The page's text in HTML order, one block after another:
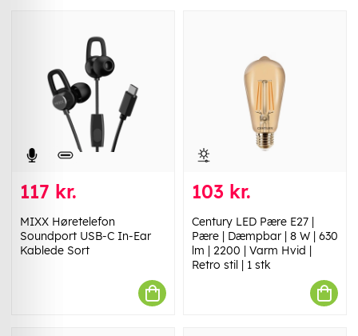
117 kr.
MIXX Høretelefon
Soundport USB-C In-Ear
Kablede Sort
103 kr.
Century LED Pære E27 |
Pære | Dæmpbar | 8 W | 630
lm | 2200 | Varm Hvid |
Retro stil | 1 stk